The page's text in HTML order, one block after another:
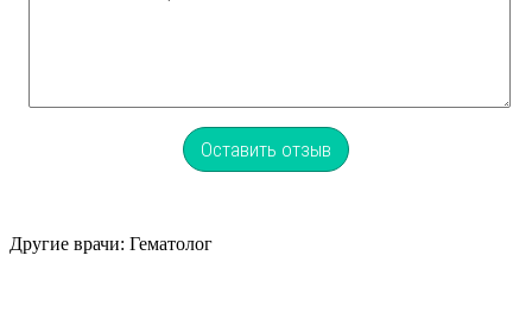
Оставить отзыв
Другие врачи: Гематолог